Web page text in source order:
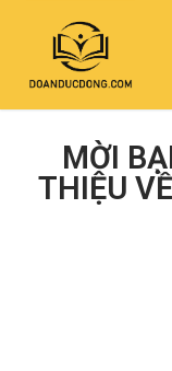
MỜI
THIỆU